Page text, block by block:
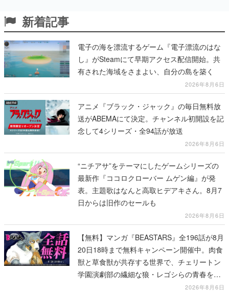
新着記事
電子の海を漂流するゲーム『電子漂流のはな
し』がSteamにて早期アクセス配信開始。共
有された海域をさまよい、自分の島を築く
2026年8月6日
アニメ『ブラック・ジャック』の毎日無料放
送がABEMAにて決定。チャンネル初開設を記
念して4シリーズ・全94話が放送
2026年8月6日
“ニチアサ”をテーマにしたゲームシリーズの
最新作『ココロクローバー ムゲン編』が発
表。主題歌はなんと高取ヒデアキさん。8月7
日からは旧作のセールも
2026年8月6日
【無料】マンガ『BEASTARS』全196話が8月
20日18時まで無料キャンペーン開催中。肉食
獣と草食獣が共存する世界で、チェリートン
学園演劇部の繊細な狼・レゴシらの青春を描
2026年8月6日